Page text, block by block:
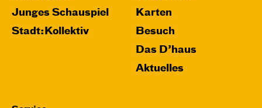
Junges Schauspiel
Stadt:Kollektiv
Karten
Besuch
Das D’haus
Aktuelles